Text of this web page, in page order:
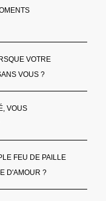
VOTRE
VOUS ?
VOUS
FEU DE PAILLE
D'AMOUR ?